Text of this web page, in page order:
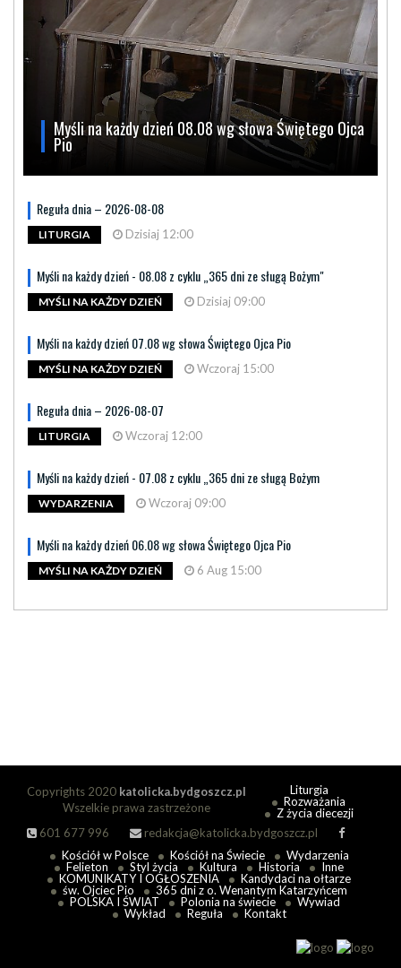
Myśli na każdy dzień 08.08 wg słowa Świętego Ojca
Pio
Reguła dnia – 2026-08-08
LITURGIA Dzisiaj 12:00
Myśli na każdy dzień - 08.08 z cyklu „365 dni ze sługą Bożym"
MYŚLI NA KAŻDY DZIEŃ Dzisiaj 09:00
Myśli na każdy dzień 07.08 wg słowa Świętego Ojca Pio
MYŚLI NA KAŻDY DZIEŃ Wczoraj 15:00
Reguła dnia – 2026-08-07
LITURGIA Wczoraj 12:00
Myśli na każdy dzień - 07.08 z cyklu „365 dni ze sługą Bożym
WYDARZENIA Wczoraj 09:00
Myśli na każdy dzień 06.08 wg słowa Świętego Ojca Pio
MYŚLI NA KAŻDY DZIEŃ 6 Aug 15:00
Copyrights 2020 katolicka.bydgoszcz.pl
Wszelkie prawa zastrzeżone
601 677 996
redakcja@katolicka.bydgoszcz.pl
Liturgia
Rozważania
Z życia diecezji
Kościół w Polsce Kościół na Świecie
Wydarzenia
Felieton
Styl życia Kultura Historia
Inne
KOMUNIKATY I OGŁOSZENIA
Kandydaci na ołtarze
św. Ojciec Pio
365 dni z o. Wenantym Katarzyńcem
POLSKA I ŚWIAT
Polonia na świecie
Wywiad
Wykład
Reguła Kontakt